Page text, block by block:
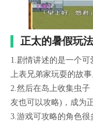
正太的暑假玩
1.剧情讲述的是一个
上表兄弟家玩耍的故
2.然后在岛上收集虫
友也可以攻略)，成为
3.游戏可攻略的角色